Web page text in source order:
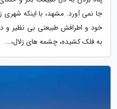
جا نمی آورد. مشهد، با اینکه
خود و اطرافش طبیعتی بی نظیر و
به فلک کشیده، چشمه های زلال،...